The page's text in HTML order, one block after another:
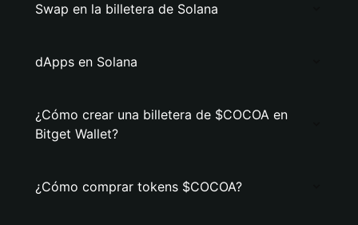
Swap en la billetera de Solana
dApps en Solana
¿Cómo crear una billetera de $COCOA en
Bitget Wallet?
¿Cómo comprar tokens $COCOA?